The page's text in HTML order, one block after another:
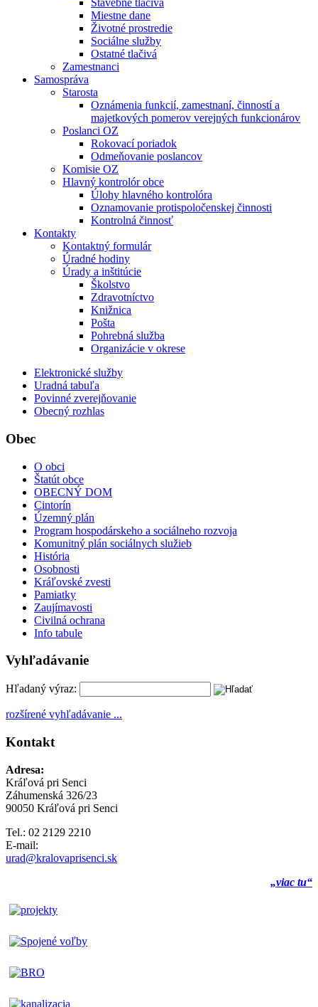
Stavebné tlačivá
Miestne dane
Životné prostredie
Sociálne služby
Ostatné tlačivá
Zamestnanci
Samospráva
Starosta
Oznámenia funkcií, zamestnaní, činností a
majetkových pomerov verejných funkcionárov
Poslanci OZ
Rokovací poriadok
Odmeňovanie poslancov
Komisie OZ
Hlavný kontrolór obce
Úlohy hlavného kontrolóra
Oznamovanie protispoločenskej činnosti
Kontrolná činnosť
Kontakty
Kontaktný formulár
Úradné hodiny
Úrady a inštitúcie
Školstvo
Zdravotníctvo
Knižnica
Pošta
Pohrebná služba
Organizácie v okrese
Elektronické služby
Uradná tabuľa
Povinné zverejňovanie
Obecný rozhlas
Obec
O obci
Štatút obce
OBECNÝ DOM
Cintorín
Územný plán
Program hospodárskeho a sociálneho rozvoja
Komunitný plán sociálnych služieb
História
Osobnosti
Kráľovské zvesti
Pamiatky
Zaujímavosti
Civilná ochrana
Info tabule
Vyhľadávanie
Hľadaný výraz:
rozšírené vyhľadávanie ...
Kontakt
Adresa:
Kráľová pri Senci
Záhumenská 326/23
90050 Kráľová pri Senci
Tel.: 02 2129 2210
E-mail:
urad@kralovaprisenci.sk
„viac tu“